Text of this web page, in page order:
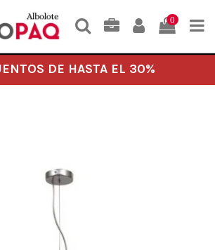
0
DE HASTA EL 30%